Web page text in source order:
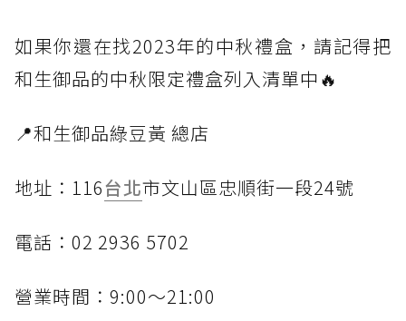
如果你還在找2023年的中秋禮盒，請記得把
和生御品的中秋限定禮盒列入清單中🔥
📍和生御品綠豆黃 總店
地址：116台北市文山區忠順街一段24號
電話：02 2936 5702
營業時間：9:00～21:00